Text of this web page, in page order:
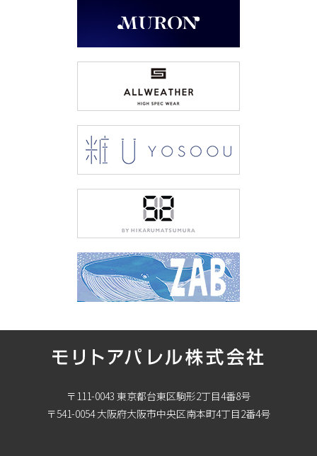
〒111-0043 東京都台東区駒形2丁目4番8号
〒541-0054 大阪府大阪市中央区南本町4丁目2番4号